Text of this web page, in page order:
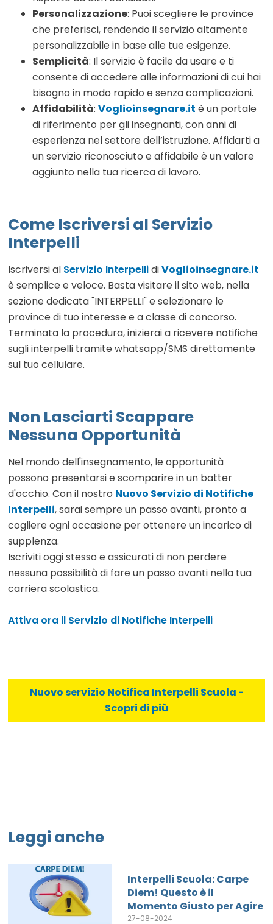
Personalizzazione: Puoi scegliere le province
che preferisci, rendendo il servizio altamente
personalizzabile in base alle tue esigenze.
Semplicità: Il servizio è facile da usare e ti
consente di accedere alle informazioni di cui hai
bisogno in modo rapido e senza complicazioni.
Affidabilità: Voglioinsegnare.it è un portale
di riferimento per gli insegnanti, con anni di
esperienza nel settore dell’istruzione. Affidarti a
un servizio riconosciuto e affidabile è un valore
aggiunto nella tua ricerca di lavoro.
Come Iscriversi al Servizio
Interpelli
Iscriversi al Servizio InterpellidiVoglioinsegnare.it
è semplice e veloce. Basta visitare il sito web, nella
sezione dedicata "INTERPELLI" e selezionare le
province di tuo interesse e a classe di concorso.
Terminata la procedura, inizierai a ricevere notifiche
sugli interpelli tramite whatsapp/SMS direttamente
sul tuo cellulare.
Non Lasciarti Scappare
Nessuna Opportunità
Nel mondo dell'insegnamento, le opportunità
possono presentarsi e scomparire in un batter
d'occhio. Con il nostro Nuovo Servizio di Notifiche
Interpelli, sarai sempre un passo avanti, pronto a
cogliere ogni occasione per ottenere un incarico di
supplenza.
Iscriviti oggi stesso e assicurati di non perdere
nessuna possibilità di fare un passo avanti nella tua
carriera scolastica.
Attiva ora il Servizio di Notifiche Interpelli
Nuovo servizio Notifica Interpelli Scuola -
Scopri di più
Leggi anche
Interpelli Scuola: Carpe
Diem! Questo è il
Momento Giusto per Agire
27-08-2024